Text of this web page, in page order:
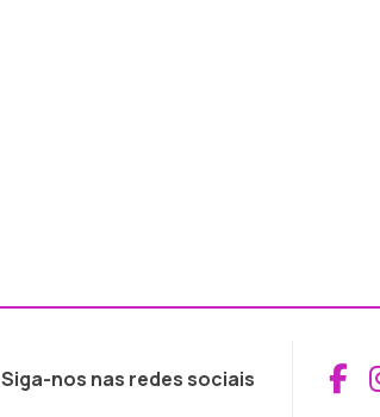
Siga-nos nas redes sociais